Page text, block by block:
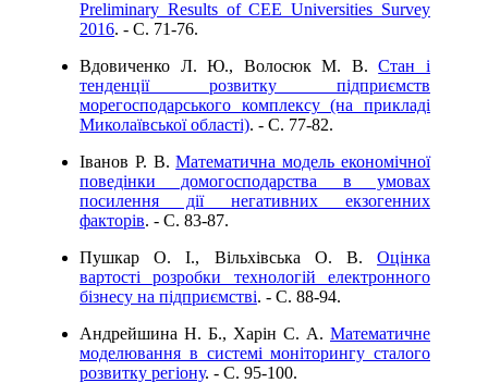
Preliminary Results of CEE Universities Survey
2016. - C. 71-76.
Вдовиченко Л. Ю., Волосюк М. В.Стан і
тенденції розвитку підприємств
морегосподарського комплексу (на прикладі
Миколаївської області). - C. 77-82.
Іванов Р. В.Математична модель економічної
поведінки домогосподарства в умовах
посилення дії негативних екзогенних
факторів. - C. 83-87.
Пушкар О. І., Вільхівська О. В. Оцінка
вартості розробки технологій електронного
бізнесу на підприємстві. - C. 88-94.
Андрейшина Н. Б., Харін С. А. Математичне
моделювання в системі моніторингу сталого
розвитку регіону. - C. 95-100.